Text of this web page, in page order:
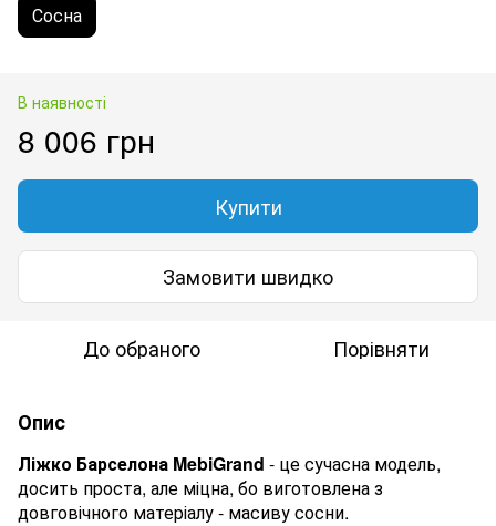
Сосна
В наявності
8 006 грн
Купити
Замовити швидко
До обраного Порівняти
Опис
Ліжко Барселона MebiGrand - це сучасна модель,
досить проста, але міцна, бо виготовлена ​​з
довговічного матеріалу - масиву сосни.